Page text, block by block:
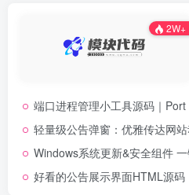
2W+
端口进程管理小工具源码｜
轻量级公告弹窗：优雅传达网
Windows系统更新&安全组件
好看的公告展示界面HTML源码